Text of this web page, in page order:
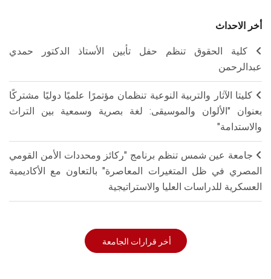
أخر الاحداث
كلية الحقوق تنظم حفل تأبين الأستاذ الدكتور حمدي
عبدالرحمن
كليتا الآثار والتربية النوعية تنظمان مؤتمرًا علميًا دوليًا مشتركًا
بعنوان "الألوان والموسيقى: لغة بصرية وسمعية بين التراث
والاستدامة"
جامعة عين شمس تنظم برنامج "ركائز ومحددات الأمن القومي
المصري في ظل المتغيرات المعاصرة" بالتعاون مع الأكاديمية
العسكرية للدراسات العليا والاستراتيجية
أخر قرارات الجامعة